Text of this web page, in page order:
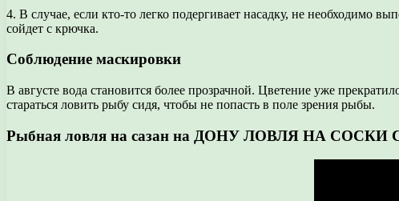
4. В случае, если кто-то легко подергивает насадку, не необходимо
сойдет с крючка.
Соблюдение маскировки
В августе вода становится более прозрачной. Цветение уже
стараться ловить рыбу сидя, чтобы не попасть в поле зрения рыбы.
Рыбная ловля на сазан на ДОНУ ЛОВЛЯ НА СОСКИ